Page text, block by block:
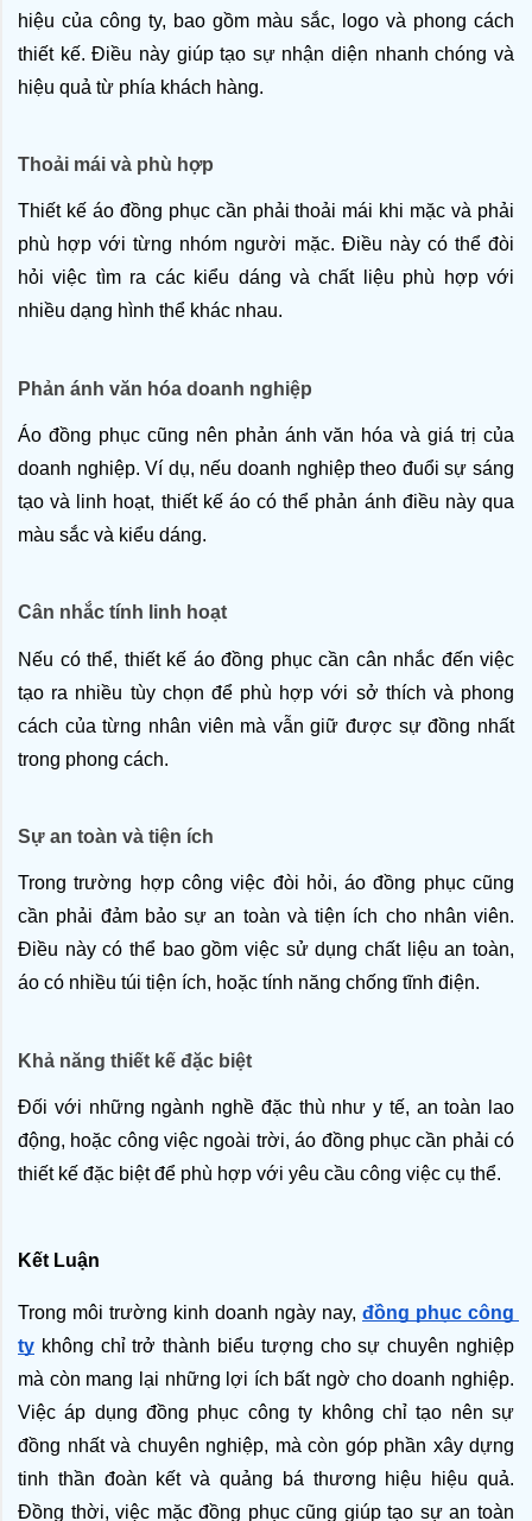
hiệu của công ty, bao gồm màu sắc, logo và phong cách
thiết kế. Điều này giúp tạo sự nhận diện nhanh chóng và
hiệu quả từ phía khách hàng.
Thoải mái và phù hợp
Thiết kế áo đồng phục cần phải thoải mái khi mặc và phải
phù hợp với từng nhóm người mặc. Điều này có thể đòi
hỏi việc tìm ra các kiểu dáng và chất liệu phù hợp với
nhiều dạng hình thể khác nhau.
Phản ánh văn hóa doanh nghiệp
Áo đồng phục cũng nên phản ánh văn hóa và giá trị của
doanh nghiệp. Ví dụ, nếu doanh nghiệp theo đuổi sự sáng
tạo và linh hoạt, thiết kế áo có thể phản ánh điều này qua
màu sắc và kiểu dáng.
Cân nhắc tính linh hoạt
Nếu có thể, thiết kế áo đồng phục cần cân nhắc đến việc
tạo ra nhiều tùy chọn để phù hợp với sở thích và phong
cách của từng nhân viên mà vẫn giữ được sự đồng nhất
trong phong cách.
Sự an toàn và tiện ích
Trong trường hợp công việc đòi hỏi, áo đồng phục cũng
cần phải đảm bảo sự an toàn và tiện ích cho nhân viên.
Điều này có thể bao gồm việc sử dụng chất liệu an toàn,
áo có nhiều túi tiện ích, hoặc tính năng chống tĩnh điện.
Khả năng thiết kế đặc biệt
Đối với những ngành nghề đặc thù như y tế, an toàn lao
động, hoặc công việc ngoài trời, áo đồng phục cần phải có
thiết kế đặc biệt để phù hợp với yêu cầu công việc cụ thể.
Kết Luận
Trong môi trường kinh doanh ngày nay, đồng phục công
ty không chỉ trở thành biểu tượng cho sự chuyên nghiệp
mà còn mang lại những lợi ích bất ngờ cho doanh nghiệp.
Việc áp dụng đồng phục công ty không chỉ tạo nên sự
đồng nhất và chuyên nghiệp, mà còn góp phần xây dựng
tinh thần đoàn kết và quảng bá thương hiệu hiệu quả.
Đồng thời, việc mặc đồng phục cũng giúp tạo sự an toàn